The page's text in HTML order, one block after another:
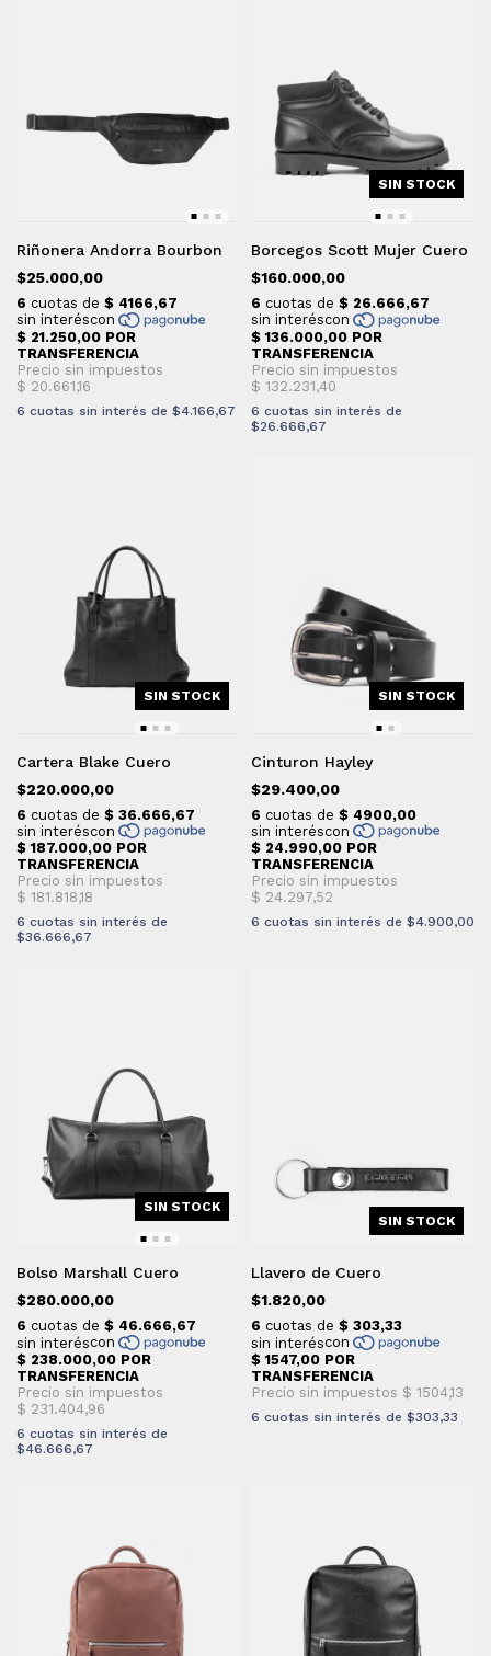
Riñonera Andorra Bourbon
$25.000,00
6 cuotas sin interés de $4.166,67
SIN STOCK
Borcegos Scott Mujer Cuero
$160.000,00
6 cuotas sin interés de
$26.666,67
SIN STOCK
Cartera Blake Cuero
$220.000,00
6 cuotas sin interés de
$36.666,67
SIN STOCK
Cinturon Hayley
$29.400,00
6 cuotas sin interés de $4.900,00
SIN STOCK
Bolso Marshall Cuero
$280.000,00
6 cuotas sin interés de
$46.666,67
SIN STOCK
Llavero de Cuero
$1.820,00
6 cuotas sin interés de $303,33